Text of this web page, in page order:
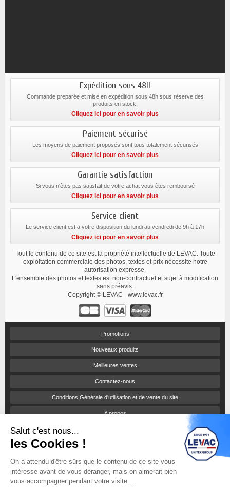
Expédition sous 48H
Commande preparée et mise en expédition sous 48h sous réserve des
produits en stock.
Cliquez ici pour en savoir plus
Paiement sécurisé
Les moyens de paiement proposés sont tous totalement sécurisés
Cliquez ici pour en savoir plus
Garantie satisfaction
Si vous n'êtes pas satisfait de votre achat vous êtes remboursé
Cliquez ici pour en savoir plus
Service client
Le service client est a votre disposition du lundi au vendredi de 9h à 17h
Cliquez ici pour en savoir plus
Tout le contenu de ce site est la propriété intellectuelle de LEVAC. Toute
exploitation commerciale des photos, textes et prix nécessite notre
autorisation expresse.
L'ensemble des photos et textes est non-contractuel et sujet à modification
sans préavis.
Copyright © LEVAC - www.levac.fr
Promotions
Nouveaux produits
Meilleures ventes
Contactez-nous
Conditions Générale d'utilisation et de vente du site
A propos
Politique de confidentialité
Catalogues et tarifs
Engagement RSE
Salut c'est nous...
les Cookies !
On a attendu d'être sûrs que le contenu de ce site vous
intéresse avant de vous déranger, mais on aimerait bien
vous accompagner pendant votre visite...